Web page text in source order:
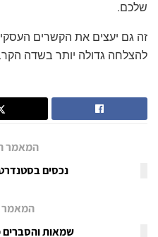
שלכם.
זה גם יעצים את הקשרים
להצלחה גדולה יותר בשדה
המאמר
נכסים
שמאות והסברים